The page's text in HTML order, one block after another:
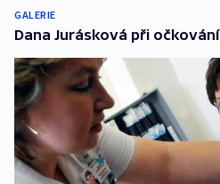
GALERIE
Dana Jurásková při očkování